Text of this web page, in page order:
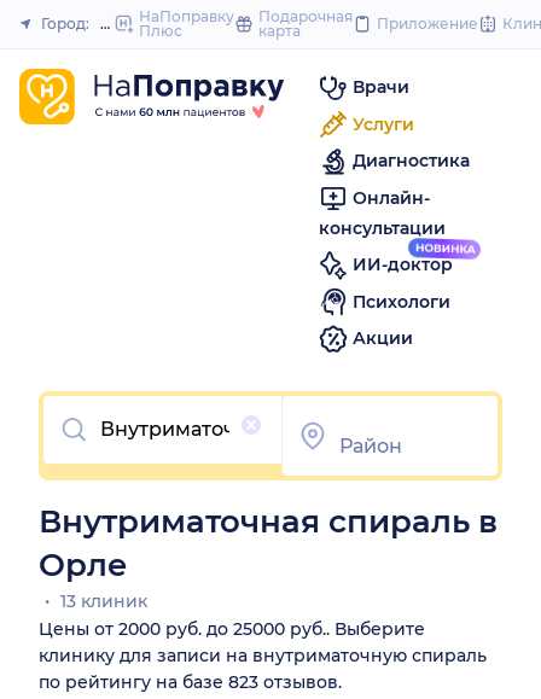
to
Закрыть
Город: ОрёлНаПоправку
Плюс
Подарочная
карта
Приложение
Врачи
Услуги
Диагностика
Онлайн-
консультации
ИИ-доктор
Психологи
Акции
Очистить
Внутриматочная спираль в
Орле
13 клиник
Цены от 2000 руб. до 25000 руб.. Выберите
клинику для записи на внутриматочную спираль
по рейтингу на базе 823 отзывов.